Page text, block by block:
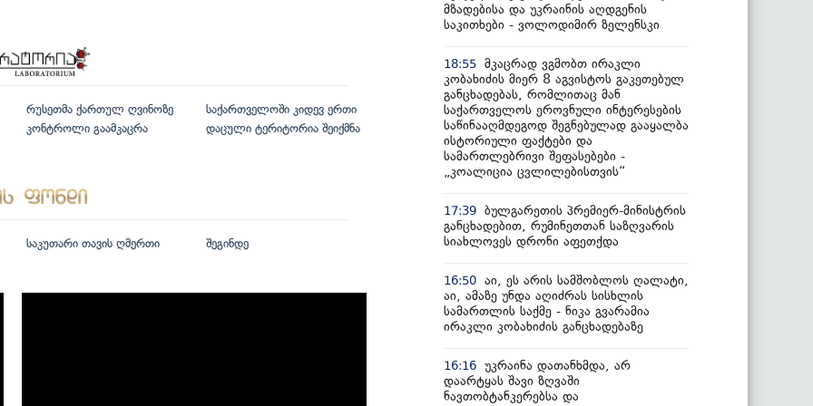
რუსეთმა ქართულ ღვინოზე
კონტროლი გაამკაცრა
საქართველოში კიდევ ერთი
დაცული ტერიტორია შეიქმნა
საკუთარი თავის ღმერთი შეგინდე
მზადებისა და უკრაინის აღდგენის
საკითხები - ვოლოდიმირ ზელენსკი
18:55 მკაცრად ვგმობთ ირაკლი
კობახიძის მიერ 8 აგვისტოს გაკეთებულ
განცხადებას, რომლითაც მან
საქართველოს ეროვნული ინტერესების
საწინააღმდეგოდ შეგნებულად გააყალბა
ისტორიული ფაქტები და
სამართლებრივი შეფასებები -
„კოალიცია ცვლილებისთვის“
17:39 ბულგარეთის პრემიერ-მინისტრის
განცხადებით, რუმინეთთან საზღვარის
სიახლოვეს დრონი აფეთქდა
16:50 აი, ეს არის სამშობლოს ღალატი,
აი, ამაზე უნდა აღიძრას სისხლის
სამართლის საქმე - ნიკა გვარამია
ირაკლი კობახიძის განცხადებაზე
16:16 უკრაინა დათანხმდა, არ
დაარტყას შავი ზღვაში
ნავთობტანკერებსა და